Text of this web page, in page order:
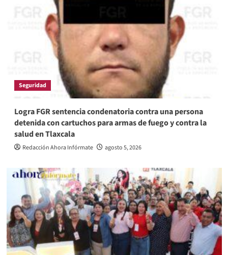
Seguridad
Logra FGR sentencia condenatoria contra una persona
detenida con cartuchos para armas de fuego y contra la
salud en Tlaxcala
Redacción Ahora Infórmate agosto 5, 2026